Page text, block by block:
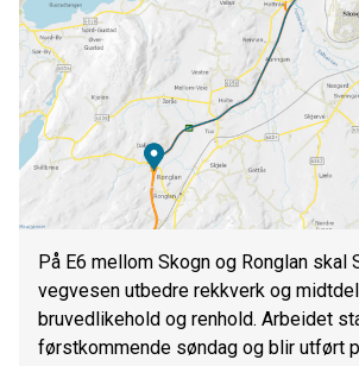
På E6 mellom Skogn og Ronglan skal
vegvesen utbedre rekkverk og
bruvedlikehold og renhold. Arbeidet
førstkommende søndag og blir utført